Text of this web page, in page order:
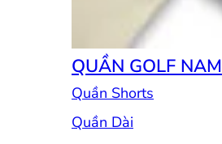
QUẦN GOLF NAM
Quần Shorts
Quần Dài